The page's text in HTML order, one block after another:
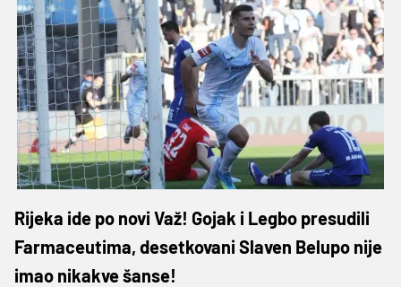
Rijeka ide po novi Važ! Gojak i Legbo presudili
Farmaceutima, desetkovani Slaven Belupo nije
imao nikakve šanse!